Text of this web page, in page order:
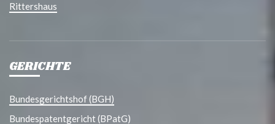
Rittershaus
GERICHTE
Bundesgerichtshof (BGH)
Bundespatentgericht (BPatG)